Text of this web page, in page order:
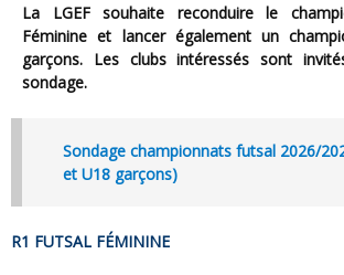
La LGEF souhaite reconduire le championnat R1 Futsal
Féminine et lancer également un
garçons. Les clubs intéressés sont
sondage.
Sondage championnats futsal 2026/2027 (féminines
et U18 garçons)
R1 FUTSAL FÉMININE